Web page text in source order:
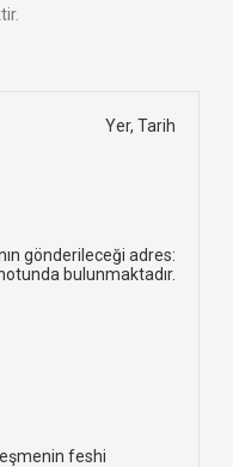
Yer, Tarih
gönderileceği adres:
bulunmaktadır.
feshi